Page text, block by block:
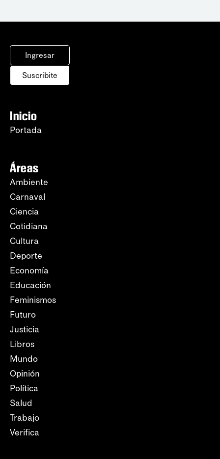
Ingresar
Suscribite
Inicio
Portada
Áreas
Ambiente
Carnaval
Ciencia
Cotidiana
Cultura
Deporte
Economía
Educación
Feminismos
Futuro
Justicia
Libros
Mundo
Opinión
Política
Salud
Trabajo
Verifica